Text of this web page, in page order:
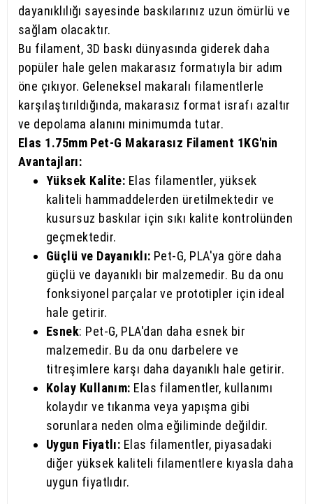
dayanıklılığı sayesinde baskılarınız uzun ömürlü ve
sağlam olacaktır.
Bu filament, 3D baskı dünyasında giderek daha
popüler hale gelen makarasız formatıyla bir adım
öne çıkıyor. Geleneksel makaralı filamentlerle
karşılaştırıldığında, makarasız format israfı azaltır
ve depolama alanını minimumda tutar.
Elas 1.75mm Pet-G Makarasız Filament 1KG'nin
Avantajları:
Yüksek Kalite: Elas filamentler, yüksek
kaliteli hammaddelerden üretilmektedir ve
kusursuz baskılar için sıkı kalite kontrolünden
geçmektedir.
Güçlü ve Dayanıklı: Pet-G, PLA'ya göre daha
güçlü ve dayanıklı bir malzemedir. Bu da onu
fonksiyonel parçalar ve prototipler için ideal
hale getirir.
Esnek: Pet-G, PLA'dan daha esnek bir
malzemedir. Bu da onu darbelere ve
titreşimlere karşı daha dayanıklı hale getirir.
Kolay Kullanım: Elas filamentler, kullanımı
kolaydır ve tıkanma veya yapışma gibi
sorunlara neden olma eğiliminde değildir.
Uygun Fiyatlı: Elas filamentler, piyasadaki
diğer yüksek kaliteli filamentlere kıyasla daha
uygun fiyatlıdır.